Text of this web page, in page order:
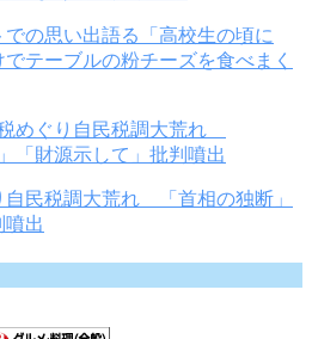
の思い出語る「高校生の頃に
でテーブルの粉チーズを食べまく
自民税調大荒れ 「首相の独断」
噴出